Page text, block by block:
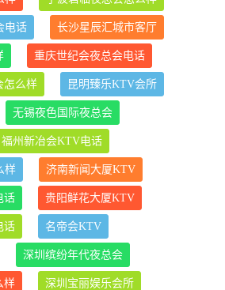
电话 长沙星辰汇城市客厅
重庆世纪会夜总会电话
怎么样 昆明臻乐KTV会所
无锡夜色国际夜总会
福州新冶会KTV电话
样 济南新闻大厦KTV
话 贵阳鲜花大厦KTV
话 名帝会KTV
深圳缤纷年代夜总会
样 深圳宝丽娱乐会所